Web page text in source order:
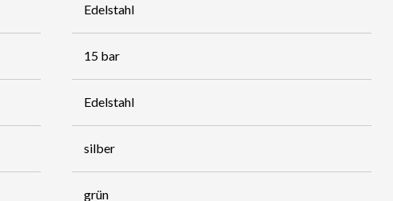
Edelstahl
15 bar
Edelstahl
silber
grün